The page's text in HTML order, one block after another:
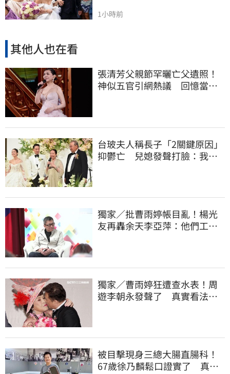
1小時前
其他人也在看
張清芳父親節罕曬亡父遺照！
神似五官引網熱議 回憶當年
台玻夫人稱長子「2關鍵原因」
抑鬱亡 兒媳發聲打臉：我從
獨家／批曹雨婷帳目亂！楊光
友再轟余天李亞萍：他們工會
獨家／曹雨婷狂遭查水表！周
遊李朝永發聲了 真實看法曝
被目擊現身三總大腸直腸科！
67歲徐乃麟鬆口證實了 真實